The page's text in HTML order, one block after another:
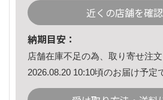
近くの店舗を確
納期目安：
店舗在庫不足の為、取り寄せ注文
2026.08.20 10:10頃のお届け予定